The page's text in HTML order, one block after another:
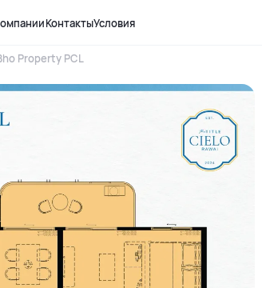
КонтактыУсловия
Property PCL